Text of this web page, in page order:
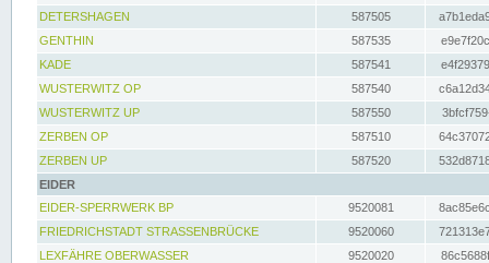
DETERSHAGEN
587505
GENTHIN
587535
KADE
587541
WUSTERWITZ OP
587540
WUSTERWITZ UP
587550
ZERBEN OP
587510
ZERBEN UP
587520
EIDER
EIDER-SPERRWERK BP
9520081
FRIEDRICHSTADT STRASSENBRÜCKE
9520060
LEXFÄHRE OBERWASSER
9520020